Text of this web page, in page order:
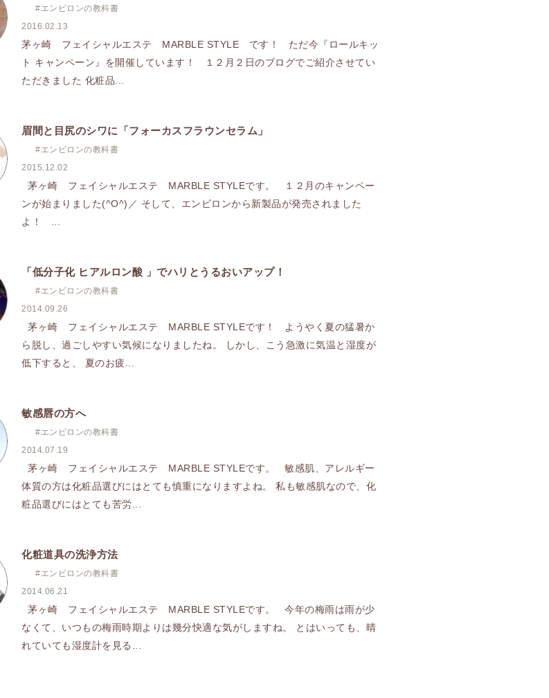
#エンビロンの教科書
2016.02.13
茅ヶ崎 フェイシャルエステ MARBLE STYLE です！ ただ今『ロールキッ
ト キャンペーン』を開催しています！ １２月２日のブログでご紹介させてい
ただきました 化粧品...
眉間と目尻のシワに「フォーカスフラウンセラム」
#エンビロンの教科書
2015.12.02
茅ヶ崎 フェイシャルエステ MARBLE STYLEです。 １２月のキャンペー
ンが始まりました(^O^)／ そして、エンビロンから新製品が発売されました
よ！ ...
「低分子化 ヒアルロン酸 」でハリとうるおいアップ！
#エンビロンの教科書
2014.09.26
茅ヶ崎 フェイシャルエステ MARBLE STYLEです！ ようやく夏の猛暑か
ら脱し、過ごしやすい気候になりましたね。 しかし、こう急激に気温と湿度が
低下すると、 夏のお疲...
敏感唇の方へ
#エンビロンの教科書
2014.07.19
茅ヶ崎 フェイシャルエステ MARBLE STYLEです。 敏感肌、アレルギー
体質の方は化粧品選びにはとても慎重になりますよね。 私も敏感肌なので、化
粧品選びにはとても苦労...
化粧道具の洗浄方法
#エンビロンの教科書
2014.06.21
茅ヶ崎 フェイシャルエステ MARBLE STYLEです。 今年の梅雨は雨が少
なくて、いつもの梅雨時期よりは幾分快適な気がしますね。 とはいっても、晴
れていても湿度計を見る...